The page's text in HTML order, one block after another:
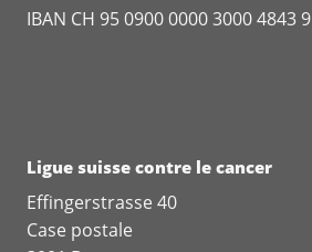
IBAN CH 95 0900 0000 3000 4843 9
Ligue suisse contre le cancer
Effingerstrasse 40
Case postale